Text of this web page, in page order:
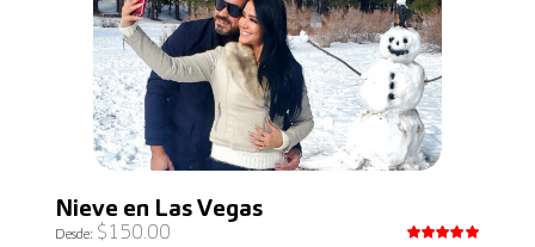
Nieve en Las Vegas
Desde: $150.00